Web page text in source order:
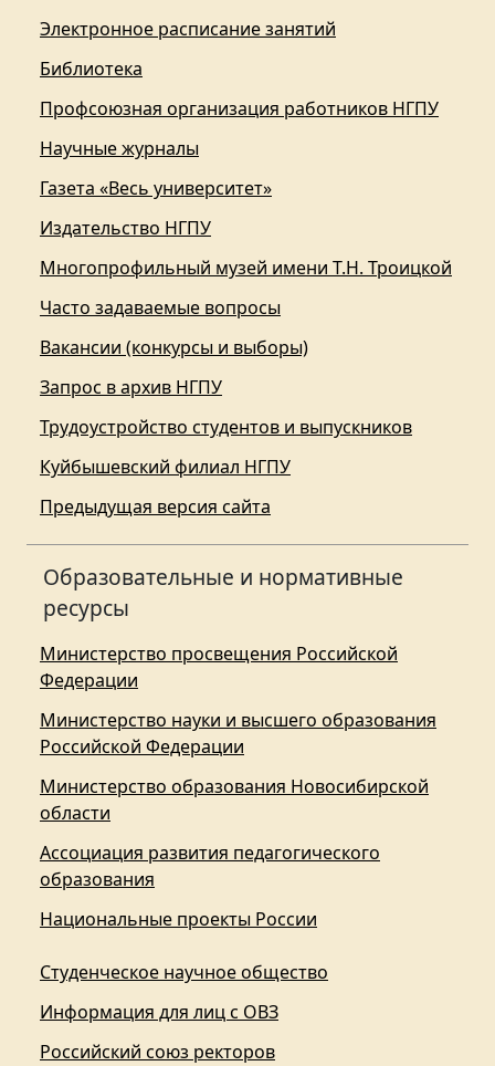
Электронное расписание занятий
Библиотека
Профсоюзная организация работников НГПУ
Научные журналы
Газета «Весь университет»
Издательство НГПУ
Многопрофильный музей имени Т.Н. Троицкой
Часто задаваемые вопросы
Вакансии (конкурсы и выборы)
Запрос в архив НГПУ
Трудоустройство студентов и выпускников
Куйбышевский филиал НГПУ
Предыдущая версия сайта
Образовательные и нормативные
ресурсы
Министерство просвещения Российской
Федерации
Министерство науки и высшего образования
Российской Федерации
Министерство образования Новосибирской
области
Ассоциация развития педагогического
образования
Национальные проекты России
Студенческое научное общество
Информация для лиц с ОВЗ
Российский союз ректоров